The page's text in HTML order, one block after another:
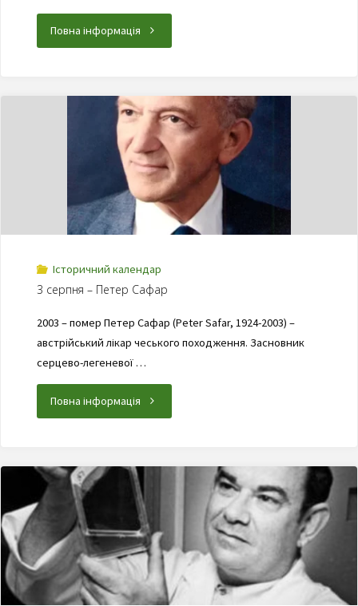
Повна інформація
Історичний календар
3 серпня – Петер Сафар
2003 – помер Петер Сафар (Peter Safar, 1924-2003) –
австрійський лікар чеського походження. Засновник
серцево-легеневої …
Повна інформація